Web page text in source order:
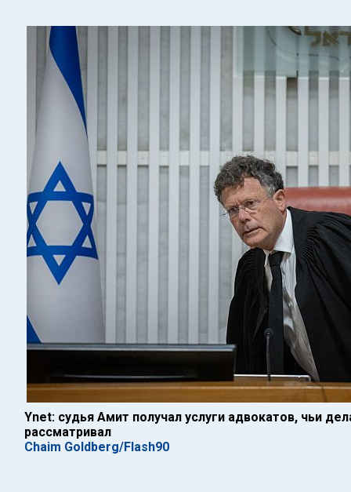
Ynet: судья Амит получал услуги адвокатов, чьи
рассматривал
Chaim Goldberg/Flash90